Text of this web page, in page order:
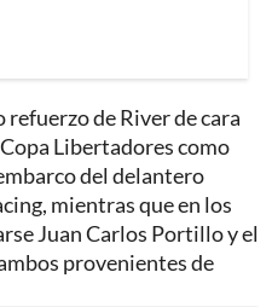
refuerzo de River de cara
Libertadores como
del delantero
mientras que en los
Juan Carlos Portillo y el
provenientes de